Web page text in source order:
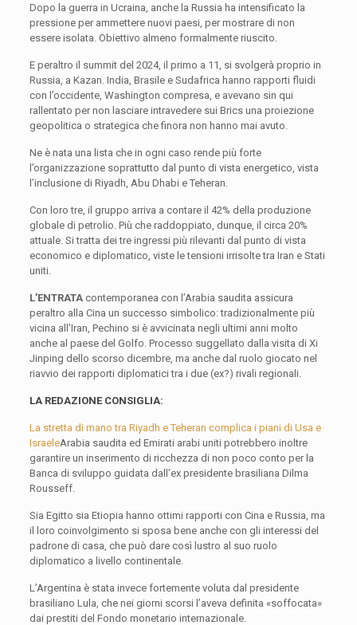
Dopo la guerra in Ucraina, anche la Russia ha intensificato la
pressione per ammettere nuovi paesi, per mostrare di non
essere isolata. Obiettivo almeno formalmente riuscito.
E peraltro il summit del 2024, il primo a 11, si svolgerà proprio in
Russia, a Kazan. India, Brasile e Sudafrica hanno rapporti fluidi
con l’occidente, Washington compresa, e avevano sin qui
rallentato per non lasciare intravedere sui Brics una proiezione
geopolitica o strategica che finora non hanno mai avuto.
Ne è nata una lista che in ogni caso rende più forte
l’organizzazione soprattutto dal punto di vista energetico, vista
l’inclusione di Riyadh, Abu Dhabi e Teheran.
Con loro tre, il gruppo arriva a contare il 42% della produzione
globale di petrolio. Più che raddoppiato, dunque, il circa 20%
attuale. Si tratta dei tre ingressi più rilevanti dal punto di vista
economico e diplomatico, viste le tensioni irrisolte tra Iran e Stati
uniti.
L’ENTRATA contemporanea con l’Arabia saudita assicura
peraltro alla Cina un successo simbolico: tradizionalmente più
vicina all’Iran, Pechino si è avvicinata negli ultimi anni molto
anche al paese del Golfo. Processo suggellato dalla visita di Xi
Jinping dello scorso dicembre, ma anche dal ruolo giocato nel
riavvio dei rapporti diplomatici tra i due (ex?) rivali regionali.
LA REDAZIONE CONSIGLIA:
La stretta di mano tra Riyadh e Teheran complica i piani di Usa e
IsraeleArabia saudita ed Emirati arabi uniti potrebbero inoltre
garantire un inserimento di ricchezza di non poco conto per la
Banca di sviluppo guidata dall’ex presidente brasiliana Dilma
Rousseff.
Sia Egitto sia Etiopia hanno ottimi rapporti con Cina e Russia, ma
il loro coinvolgimento si sposa bene anche con gli interessi del
padrone di casa, che può dare così lustro al suo ruolo
diplomatico a livello continentale.
L’Argentina è stata invece fortemente voluta dal presidente
brasiliano Lula, che nei giorni scorsi l’aveva definita «soffocata»
dai prestiti del Fondo monetario internazionale.